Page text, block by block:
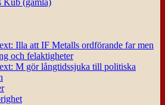
Kub (gamla)
Illa att IF Metalls ordförande far men
och felaktigheter
M gör långtidssjuka till politiska